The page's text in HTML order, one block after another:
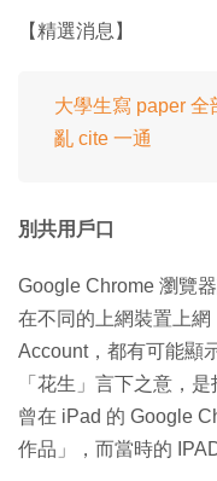
【精選消息】
大學生寫 paper 全
亂 cite 一通
別共用戶口
Google Chrome 瀏覽
在不同的上網裝置上
Account，都有可能顯
「花生」言下之意，
曾在 iPad 的 Google
作品」，而當時的